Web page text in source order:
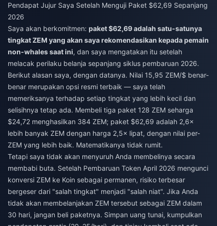
Pendapat Jujur Saya Setelah Menguji Paket $62,69 Sepanjang
2026
Saya akan berkomitmen: paket $62,69 adalah satu-satunya
tingkat ZEM yang akan saya rekomendasikan kepada pemain
non-whales saat ini, dan saya mengatakan itu setelah
melacak perilaku belanja sepanjang siklus pembaruan 2026.
Berikut alasan saya, dengan datanya. Nilai 15,95 ZEM/$ benar-
benar merupakan opsi resmi terbaik — saya telah
memeriksanya terhadap setiap tingkat yang lebih kecil dan
selisihnya tetap ada. Membeli tiga paket 128 ZEM seharga
$24,72 menghasilkan 384 ZEM; paket $62,69 adalah 2,6×
lebih banyak ZEM dengan harga 2,5× lipat, dengan nilai per-
ZEM yang lebih baik. Matematikanya tidak rumit.
Tetapi saya tidak akan menyuruh Anda membelinya secara
membabi buta. Setelah Pembaruan Token April 2026 mengunci
konversi ZEM ke Koin sebagai permanen, risiko terbesar
bergeser dari "salah tingkat" menjadi "salah niat". Jika Anda
tidak akan membelanjakan ZEM tersebut sebagai ZEM dalam
30 hari, jangan beli paketnya. Simpan uang tunai, kumpulkan